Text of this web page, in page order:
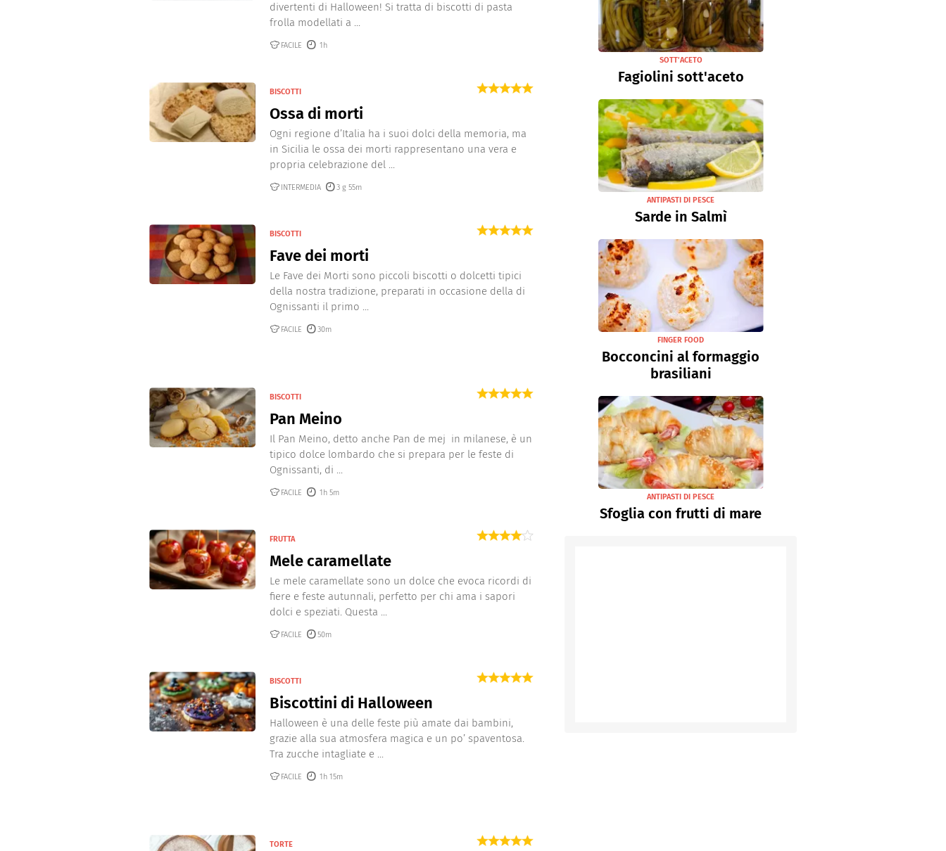
divertenti di Halloween! Si tratta di biscotti di pasta
frolla modellati a ...
FACILE 1h
BISCOTTI
Ossa di morti
Ogni regione d’Italia ha i suoi dolci della memoria, ma
in Sicilia le ossa dei morti rappresentano una vera e
propria celebrazione del ...
INTERMEDIA 3 g 55m
BISCOTTI
Fave dei morti
Le Fave dei Morti sono piccoli biscotti o dolcetti tipici
della nostra tradizione, preparati in occasione della di
Ognissanti il primo ...
FACILE 30m
BISCOTTI
Pan Meino
Il Pan Meino, detto anche Pan de mej in milanese, è un
tipico dolce lombardo che si prepara per le feste di
Ognissanti, di ...
FACILE 1h 5m
FRUTTA
Mele caramellate
Le mele caramellate sono un dolce che evoca ricordi di
fiere e feste autunnali, perfetto per chi ama i sapori
dolci e speziati. Questa ...
FACILE 50m
BISCOTTI
Biscottini di Halloween
Halloween è una delle feste più amate dai bambini,
grazie alla sua atmosfera magica e un po’ spaventosa.
Tra zucche intagliate e ...
FACILE 1h 15m
TORTE
SOTT’ACETO
Fagiolini sott'aceto
ANTIPASTI DI PESCE
Sarde in Salmì
FINGER FOOD
Bocconcini al formaggio
brasiliani
ANTIPASTI DI PESCE
Sfoglia con frutti di mare